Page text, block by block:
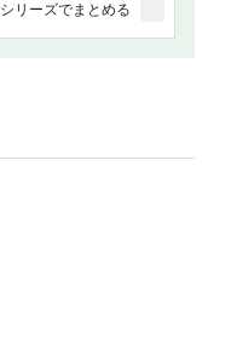
シリーズでまとめる